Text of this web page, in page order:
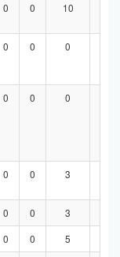
0 0 10
0 0 0
0 0 0
0 0 3
0 0 3
0 0 5